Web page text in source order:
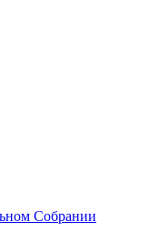
Собрании